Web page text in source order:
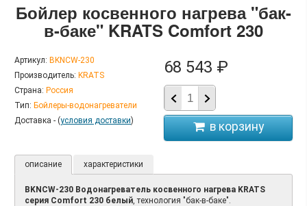
Бойлер косвенного нагрева "бак-
в-баке" KRATS Comfort 230
Артикул: BKNСW-230
Производитель: KRATS
Страна: Россия
Тип: Бойлеры-водонагреватели
Доставка - (условия доставки)
68 543 ₽
описание характеристики
BKNСW-230 Водонагреватель косвенного нагрева KRATS
серия Comfort 230 белый , технология "бак-в-баке".